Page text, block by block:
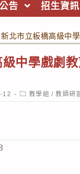
告 招生資訊
新北市立板橋高級中
中學戲劇
12
Post
category:
教學組 / 教師研